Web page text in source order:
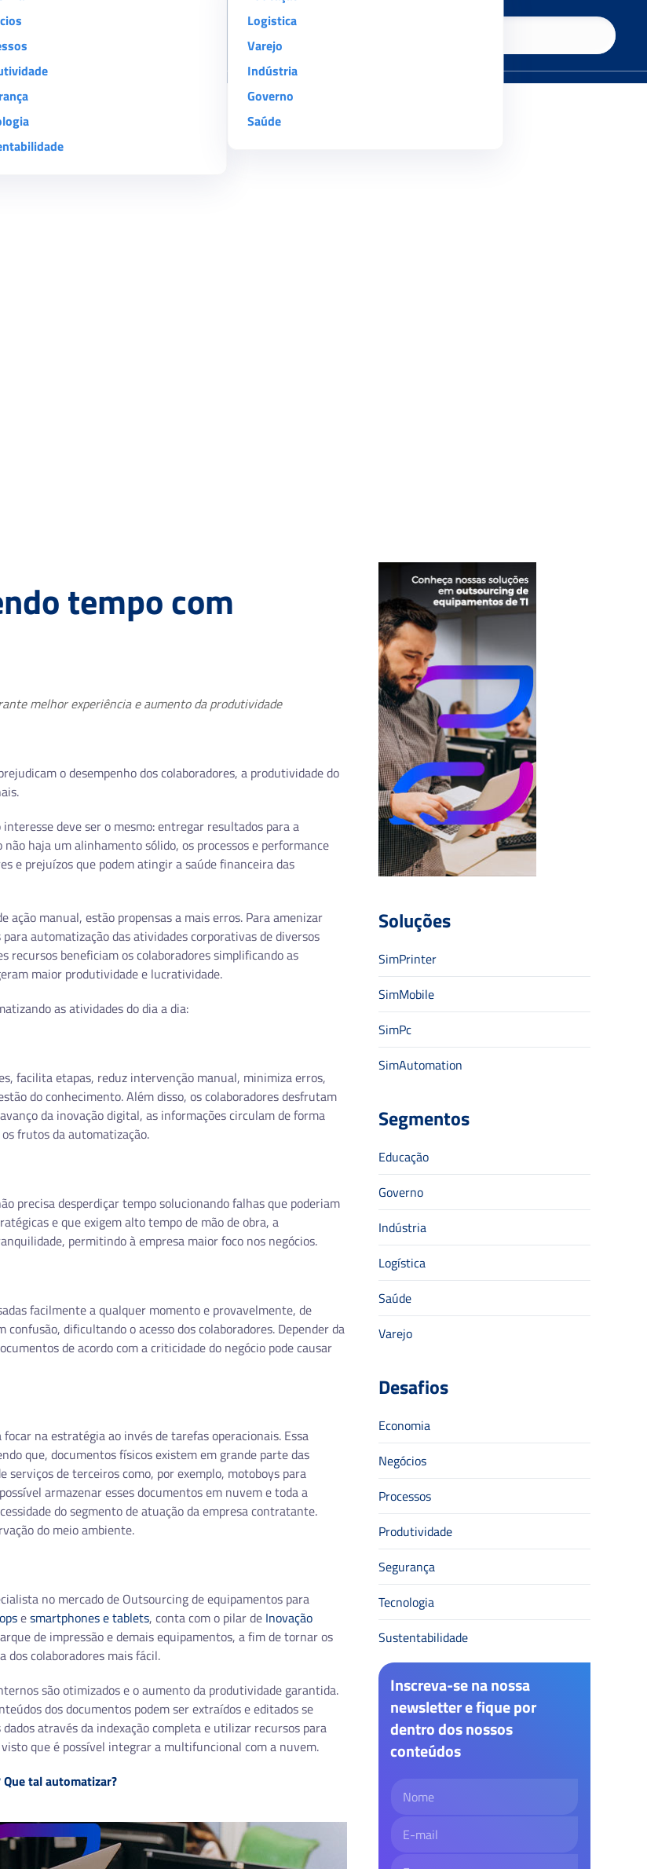
Logistica
Varejo
Indústria
Governo
Saúde
tempo com
melhor experiência e aumento da produtividade
o desempenho dos colaboradores, a produtividade do
deve ser o mesmo: entregar resultados para a
haja um alinhamento sólido, os processos e performance
e prejuízos que podem atingir a saúde financeira das
ação manual, estão propensas a mais erros. Para amenizar
automatização das atividades corporativas de diversos
recursos beneficiam os colaboradores simplificando as
maior produtividade e lucratividade.
as atividades do dia a dia:
facilita etapas, reduz intervenção manual, minimiza erros,
do conhecimento. Além disso, os colaboradores desfrutam
da inovação digital, as informações circulam de forma
frutos da automatização.
precisa desperdiçar tempo solucionando falhas que poderiam
e que exigem alto tempo de mão de obra, a
permitindo à empresa maior foco nos negócios.
facilmente a qualquer momento e provavelmente, de
dificultando o acesso dos colaboradores. Depender da
de acordo com a criticidade do negócio pode causar
na estratégia ao invés de tarefas operacionais. Essa
que, documentos físicos existem em grande parte das
serviços de terceiros como, por exemplo, motoboys para
armazenar esses documentos em nuvem e toda a
do segmento de atuação da empresa contratante.
do meio ambiente.
no mercado de Outsourcing de equipamentos para
esmartphones e tablets, conta com o pilar de Inovação
de impressão e demais equipamentos, a fim de tornar os
dos colaboradores mais fácil.
são otimizados e o aumento da produtividade garantida.
dos documentos podem ser extraídos e editados se
através da indexação completa e utilizar recursos para
que é possível integrar a multifuncional com a nuvem.
tal automatizar?
Soluções
SimPrinter
SimMobile
SimPc
SimAutomation
Segmentos
Educação
Governo
Indústria
Logística
Saúde
Varejo
Desafios
Economia
Negócios
Processos
Produtividade
Segurança
Tecnologia
Sustentabilidade
Inscreva-se na nossa
newsletter e fique por
dentro dos nossos
conteúdos